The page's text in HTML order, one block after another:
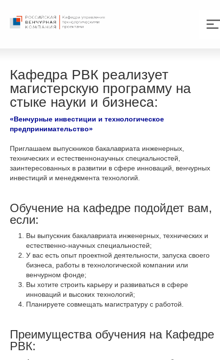
Кафедра РВК реализует
магистерскую программу на
стыке науки и бизнеса:
«Венчурные инвестиции и технологическое
предпринимательство»
Приглашаем выпускников бакалавриата инженерных,
технических и естественнонаучных специальностей,
заинтересованных в развитии в сфере инноваций, венчурных
инвестиций и менеджмента технологий.
Обучение на кафедре подойдет вам,
если:
Вы выпускник бакалавриата инженерных, технических и
естественно-научных специальностей;
У вас есть опыт проектной деятельности, запуска своего
бизнеса, работы в технологической компании или
венчурном фонде;
Вы хотите строить карьеру и развиваться в сфере
инноваций и высоких технологий;
Планируете совмещать магистратуру с работой.
Преимущества обучения на Кафедре
РВК: